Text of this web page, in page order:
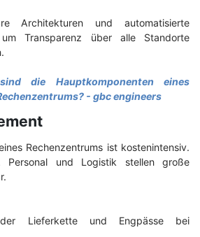
Architekturen und automatisierte
um Transparenz über alle Standorte
die Hauptkomponenten eines
- gbc engineers
Rechenzentrums ist kostenintensiv.
Personal und Logistik stellen große
Lieferkette und Engpässe bei